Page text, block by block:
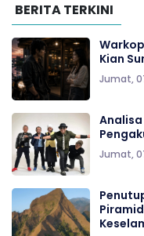
BERITA TERKINI
Kian
Jumat,
Analisa
Jumat,